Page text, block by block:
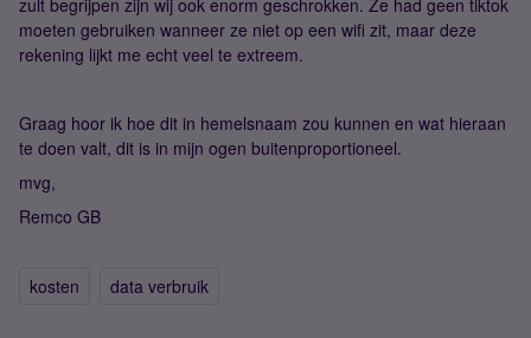
zult begrijpen zijn wij ook enorm geschrokken. Ze had geen tiktok
moeten gebruiken wanneer ze niet op een wifi zit, maar deze
rekening lijkt me echt veel te extreem.
Graag hoor ik hoe dit in hemelsnaam zou kunnen en wat hieraan
te doen valt, dit is in mijn ogen buitenproportioneel.
mvg,
Remco GB
kosten data verbruik